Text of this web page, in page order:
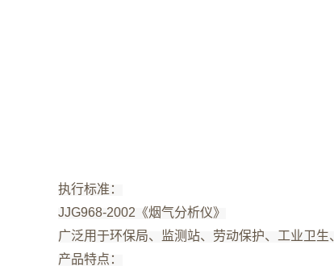
执行标准：
JJG968-2002《烟气分析仪》
广泛用于环保局、监测站、劳动保护、工业卫
产品特点：